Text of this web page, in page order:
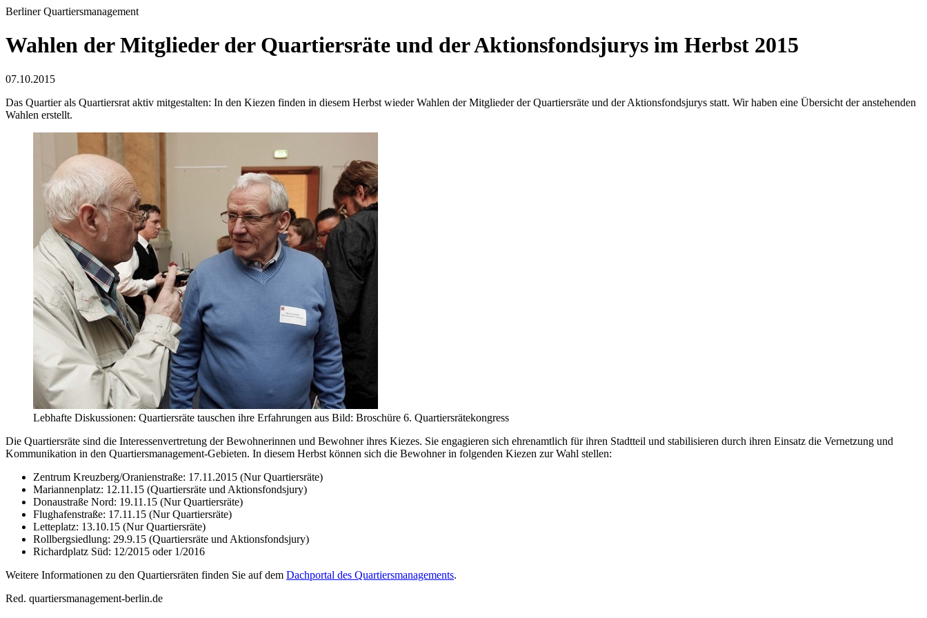
Berliner Quartiersmanagement
Wahlen der Mitglieder der Quartiersräte und der Aktionsfondsjurys im Herbst 2015
07.10.2015
Das Quartier als Quartiersrat aktiv mitgestalten: In den Kiezen finden in diesem Herbst wieder Wahlen der Mitglieder der Quartiersräte und der Aktionsfondsjurys statt. Wir haben eine Übersicht der anstehenden
Wahlen erstellt.
Lebhafte Diskussionen: Quartiersräte tauschen ihre Erfahrungen aus Bild: Broschüre 6. Quartiersrätekongress
Die Quartiersräte sind die Interessenvertretung der Bewohnerinnen und Bewohner ihres Kiezes. Sie engagieren sich ehrenamtlich für ihren Stadtteil und stabilisieren durch ihren Einsatz die Vernetzung und
Kommunikation in den Quartiersmanagement-Gebieten. In diesem Herbst können sich die Bewohner in folgenden Kiezen zur Wahl stellen:
Zentrum Kreuzberg/Oranienstraße: 17.11.2015 (Nur Quartiersräte)
Mariannenplatz: 12.11.15 (Quartiersräte und Aktionsfondsjury)
Donaustraße Nord: 19.11.15 (Nur Quartiersräte)
Flughafenstraße: 17.11.15 (Nur Quartiersräte)
Letteplatz: 13.10.15 (Nur Quartiersräte)
Rollbergsiedlung: 29.9.15 (Quartiersräte und Aktionsfondsjury)
Richardplatz Süd: 12/2015 oder 1/2016
Weitere Informationen zu den Quartiersräten finden Sie auf dem Dachportal des Quartiersmanagements.
Red. quartiersmanagement-berlin.de